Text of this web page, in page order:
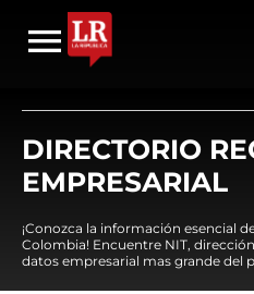
DIRECTORIO
EMPRESARIAL
¡Conozca la información esencial
Colombia! Encuentre NIT,
datos empresarial mas grande del